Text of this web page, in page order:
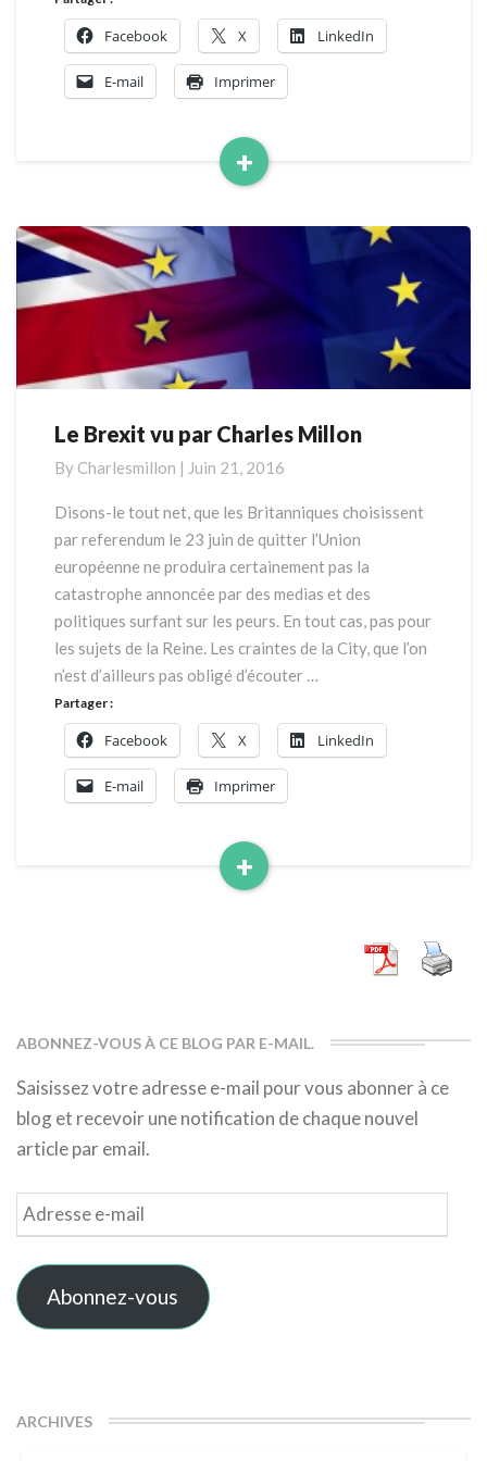
+
Read
Facebook X LinkedIn
E-mail Imprimer
Le
vu
par
Millon
Le Brexit vu par Charles Millon
By Charlesmillon | Juin 21, 2016
Disons-le tout net, que les Britanniques choisissent
par referendum le 23 juin de quitter l’Union
européenne ne produira certainement pas la
catastrophe annoncée par des medias et des
politiques surfant sur les peurs. En tout cas, pas pour
les sujets de la Reine. Les craintes de la City, que l’on
n’est d’ailleurs pas obligé d’écouter …
+
Read
Partager :
Facebook X LinkedIn
E-mail Imprimer
ABONNEZ-VOUS À CE BLOG PAR E-MAIL.
Saisissez votre adresse e-mail pour vous abonner à ce
blog et recevoir une notification de chaque nouvel
article par email.
Adresse
e-
mail
Abonnez-vous
ARCHIVES